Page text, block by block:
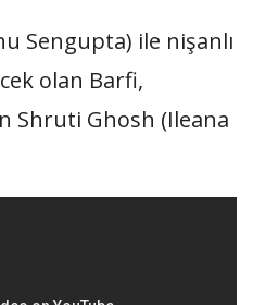
Sengupta) ile nişanlı
olan Barfi,
Shruti Ghosh (Ileana